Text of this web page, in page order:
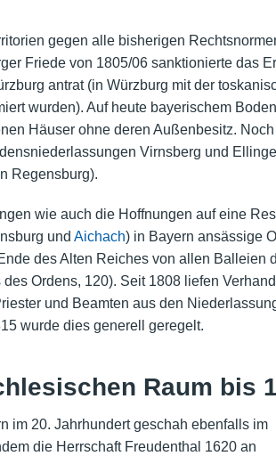
gegen alle bisherigen
Friede von 1805/06 sanktionierte das
antrat (in Würzburg mit der
wurden). Auf heute bayerischem
Häuser ohne deren Außenbesitz.
Virnsberg und
Regensburg).
wie auch die Hoffnungen auf eine
und Aichach) in Bayern ansässige
des Alten Reiches von allen Balleien
Ordens, 120). Seit 1808 liefen
und Beamten aus den
wurde dies generell geregelt.
Raum bis
im 20. Jahrhundert geschah ebenfalls im
die Herrschaft Freudenthal 1620 an